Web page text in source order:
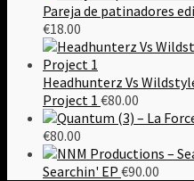
Pareja de patinadores
€18.00
Headhunterz Vs
Project 1 €80.00
€80.00
Searchin' EP €90.00